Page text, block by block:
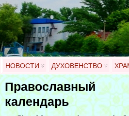
НОВОСТИ ДУХОВЕНСТВО
Православный
календарь